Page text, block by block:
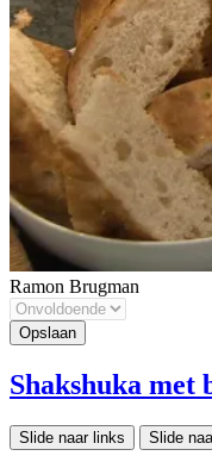
Ramon Brugman
Shakshuka met
Slide naar links Slide